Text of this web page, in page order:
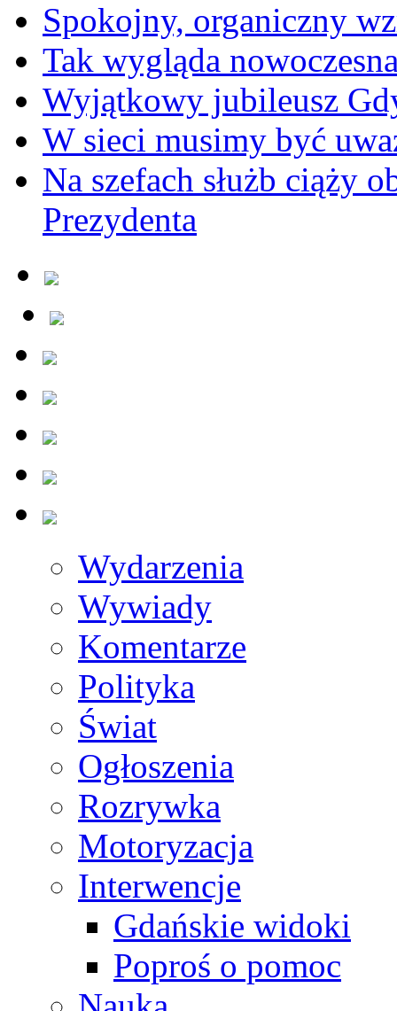
Spokojny, organiczny
Tak wygląda
Wyjątkowy jubileusz
W sieci musimy być
Na szefach służb ciąży
Prezydenta
Wydarzenia
Wywiady
Komentarze
Polityka
Świat
Ogłoszenia
Rozrywka
Motoryzacja
Interwencje
Gdańskie widoki
Poproś o pomoc